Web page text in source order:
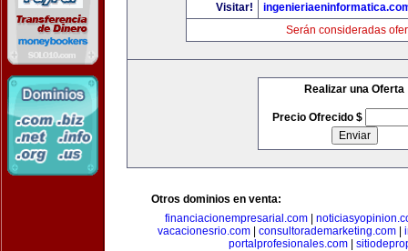
Visitar!
Serán consideradas
Realizar una Oferta
Precio Ofrecido $
Otros dominios en venta:
financiacionempresarial.com
vacacionesrio.com
consultorademarketing.com
portalprofesionales.com|